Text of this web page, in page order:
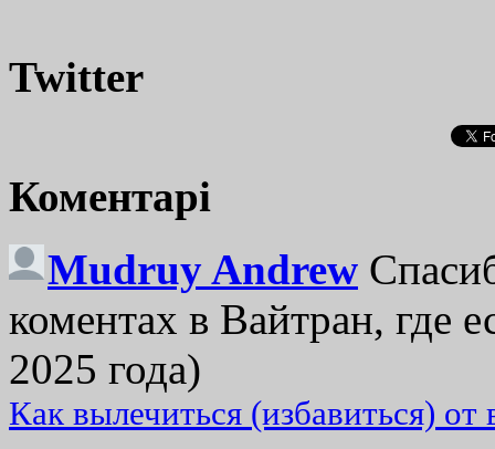
Twitter
Коментарі
Mudruy Andrew
коментах в Вайтран, где
2025 года)
Как вылечиться (избавиться)